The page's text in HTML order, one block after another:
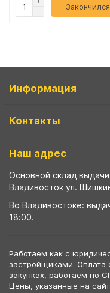
Закончился
Информация
Контакты
Наш адрес
Основной склад выдачи
Владивосток ул.
Во Владивостоке:
18:00.
Работаем как с
застройщиками. Оплата
закупках, работаем по
Цены, указанные на